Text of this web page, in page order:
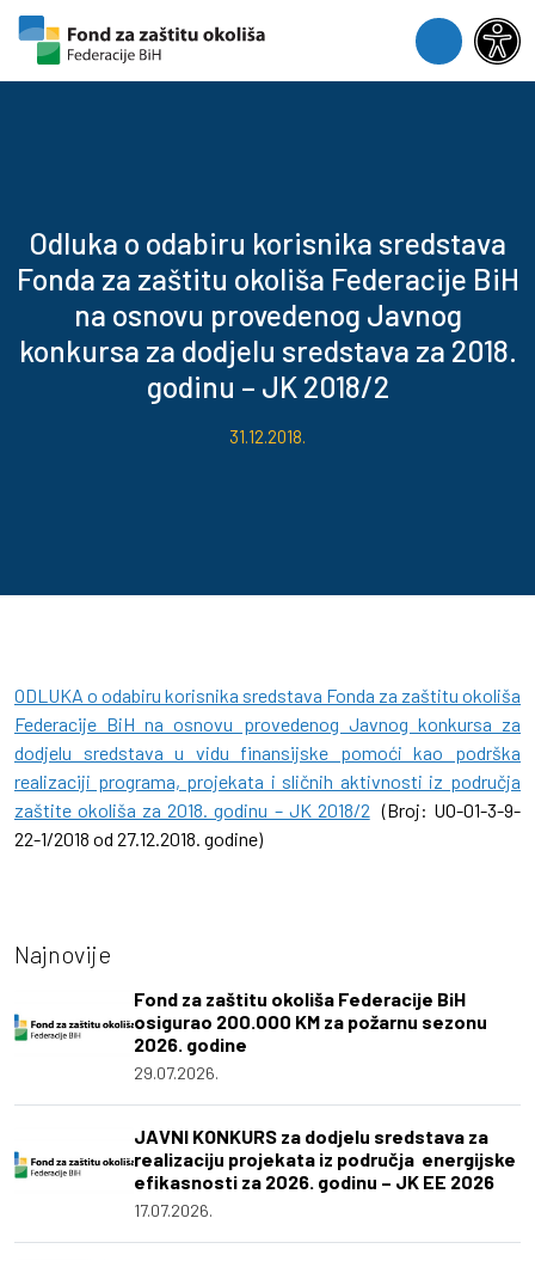
Skip to content
Skip to footer
Menu
Odluka o odabiru korisnika sredstava
Fonda za zaštitu okoliša Federacije BiH
na osnovu provedenog Javnog
konkursa za dodjelu sredstava za 2018.
godinu – JK 2018/2
31.12.2018.
ODLUKA o odabiru korisnika sredstava Fonda za zaštitu okoliša
Federacije BiH na osnovu provedenog Javnog konkursa za
dodjelu sredstava u vidu finansijske pomoći kao podrška
realizaciji programa, projekata i sličnih aktivnosti iz područja
zaštite okoliša za 2018. godinu – JK 2018/2 (Broj: UO-01-3-9-
22-1/2018 od 27.12.2018. godine)
Najnovije
Fond za zaštitu okoliša Federacije BiH
osigurao 200.000 KM za požarnu sezonu
2026. godine
29.07.2026.
JAVNI KONKURS za dodjelu sredstava za
realizaciju projekata iz područja energijske
efikasnosti za 2026. godinu – JK EE 2026
17.07.2026.